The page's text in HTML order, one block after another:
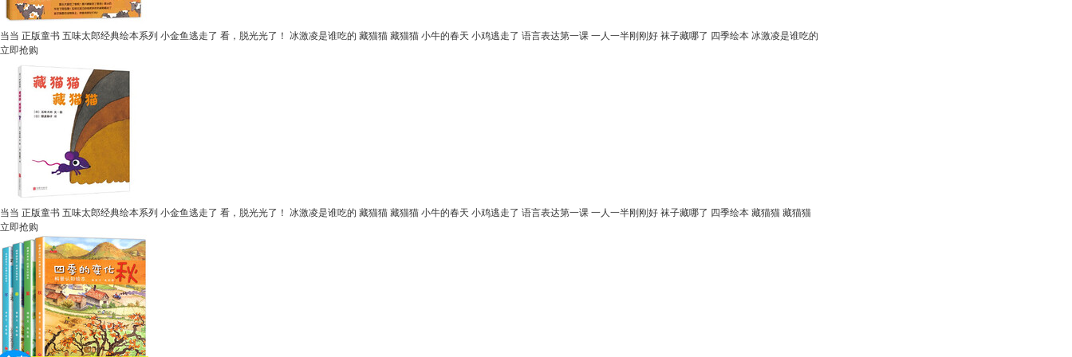
当当 正版童书 五味太郎经典绘本系列 小金鱼逃走了 看，脱光光了！ 冰激凌是谁吃的 藏猫猫 藏猫猫 小牛的春天 小鸡逃走了 语言表达第一课 一人一半刚刚好 袜子藏哪了 四季绘本 冰激凌是谁吃的
立即抢购
当当 正版童书 五味太郎经典绘本系列 小金鱼逃走了 看，脱光光了！ 冰激凌是谁吃的 藏猫猫 藏猫猫 小牛的春天 小鸡逃走了 语言表达第一课 一人一半刚刚好 袜子藏哪了 四季绘本 藏猫猫 藏猫猫
立即抢购